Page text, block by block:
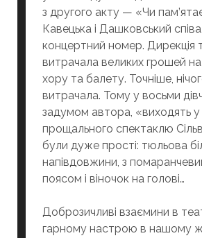
з другого акту — «Чи
Кавецька і Дашковський
концертний номер. Дирекція
витрачала великих грошей
хору та балету. Точніше,
витрачала. Тому у восьми
задумом автора, «виходять у
прощального спектаклю
були дуже прості: тюльова
напівдовжини, з
поясом і віночок на голові…
Доброзичливі взаємини в
гарному настрою в нашому